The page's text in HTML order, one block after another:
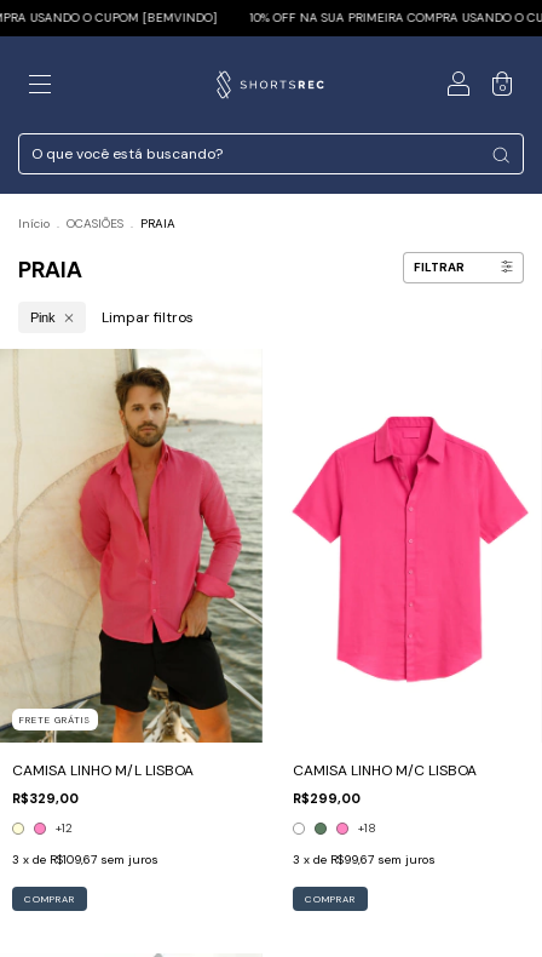
O CUPOM [BEMVINDO] 10% OFF NA SUA PRIMEIRA COMPRA USANDO O CUPOM
0
Início . OCASIÕES . PRAIA
PRAIA FILTRAR
Pink Limpar filtros
FRETE GRÁTIS
CAMISA LINHO M/L LISBOA
R$329,00
+12
3 x de R$109,67 sem juros
COMPRAR
CAMISA LINHO M/C LISBOA
R$299,00
+18
3 x de R$99,67 sem juros
COMPRAR